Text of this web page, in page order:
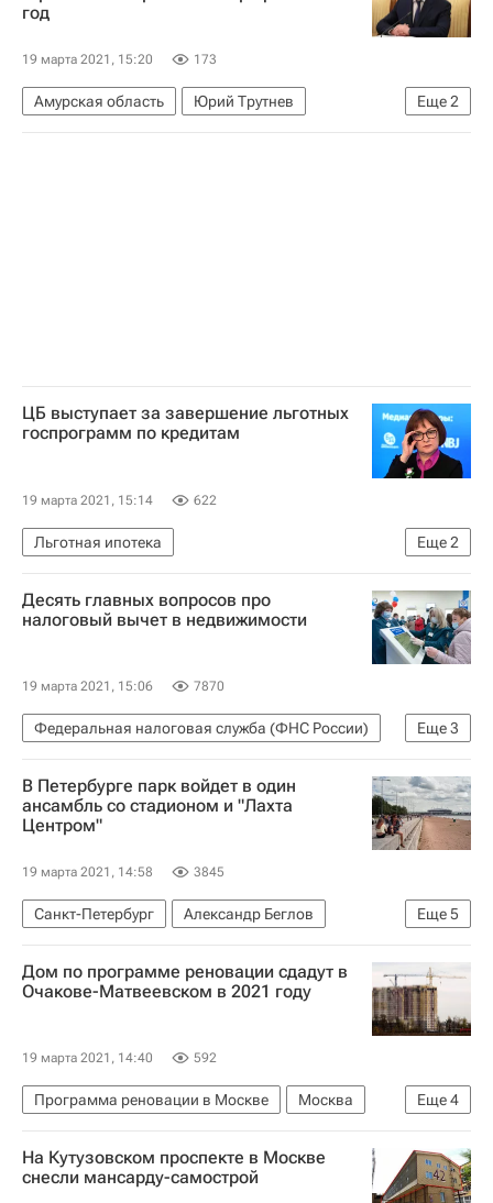
год
19 марта 2021, 15:20 173
Еще2
Амурская область
Юрий Трутнев
Инфраструктура
Мосты
ЦБ выступает за завершение льготных
госпрограмм по кредитам
19 марта 2021, 15:14 622
Еще2
Льготная ипотека
Центральный Банк РФ (ЦБ РФ)
Эльвира Набиуллина
Десять главных вопросов про
налоговый вычет в недвижимости
19 марта 2021, 15:06 7870
Еще3
Федеральная налоговая служба (ФНС России)
Жилье
Налоги
Полезное – РИА Недвижимость
В Петербурге парк войдет в один
ансамбль со стадионом и "Лахта
Центром"
19 марта 2021, 14:58 3845
Еще5
Санкт-Петербург
Александр Беглов
Газпром
Алексей Миллер
Лахта Центр
Городская среда
Парки
Дом по программе реновации сдадут в
Очакове-Матвеевском в 2021 году
19 марта 2021, 14:40 592
Еще4
Программа реновации в Москве
Москва
Программа реновации в Москве
Жилье
Реновация
Строительство
На Кутузовском проспекте в Москве
снесли мансарду-самострой